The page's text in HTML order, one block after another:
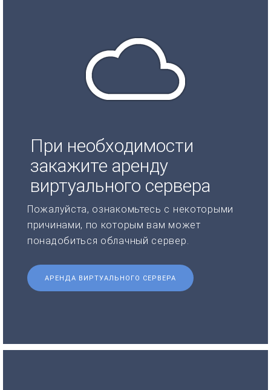
При необходимости
закажите аренду
виртуального сервера
Пожалуйста, ознакомьтесь с некоторыми
причинами, по которым вам может
понадобиться облачный сервер.
АРЕНДА ВИРТУАЛЬНОГО СЕРВЕРА